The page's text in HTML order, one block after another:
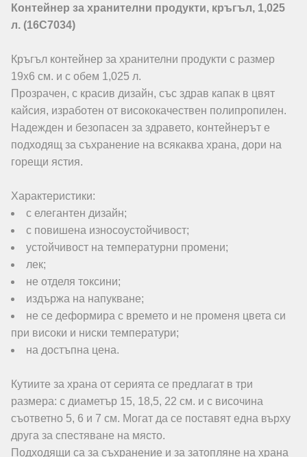
Контейнер за хранителни продукти, кръгъл, 1,025
л. (16C7034)
Кръгъл контейнер за хранителни продукти с размер
19х6 см. и с обем 1,025 л.
Прозрачен, с красив дизайн, със здрав капак в цвят
кайсия, изработен от висококачествен полипропилен.
Надежден и безопасен за здравето, контейнерът е
подходящ за съхранение на всякаква храна, дори на
горещи ястия.
Характеристики:
с елегантен дизайн;
с повишена износоустойчивост;
устойчивoст на температурни промени;
лек;
не отделя токсини;
издържа на напукване;
не се деформира с времето и не променя цвета си
при високи и ниски температури;
на достъпна цена.
Кутиите за храна от серията се предлагат в три
размера: с диаметър 15, 18,5, 22 см. и с височина
съответно 5, 6 и 7 см. Могат да се поставят една върху
друга за спестяване на място.
Подходящи са за съхранение и за затопляне на храна